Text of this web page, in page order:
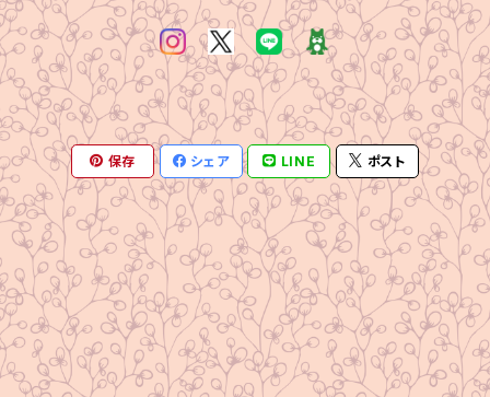
保存 シェア LINE ポスト